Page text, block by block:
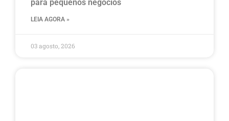
para pequenos negócios
LEIA AGORA »
03 agosto, 2026